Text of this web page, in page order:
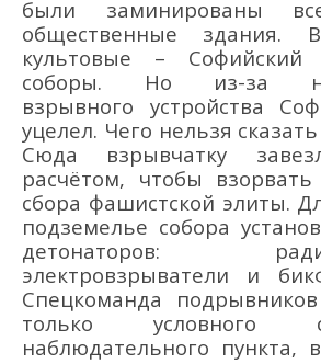
были заминированы
общественные здания. В
культовые –
соборы. Но из-за
взрывного устройства
уцелел. Чего нельзя
Сюда взрывчатку
расчётом, чтобы
сбора фашистской элиты.
подземелье собора
детонаторов:
электровзрыватели и
Спецкоманда подрывников
только условного
наблюдательного пункта,